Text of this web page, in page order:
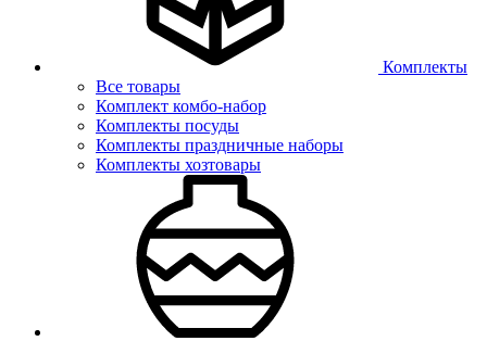
Комплекты
Все товары
Комплект комбо-набор
Комплекты посуды
Комплекты праздничные наборы
Комплекты хозтовары